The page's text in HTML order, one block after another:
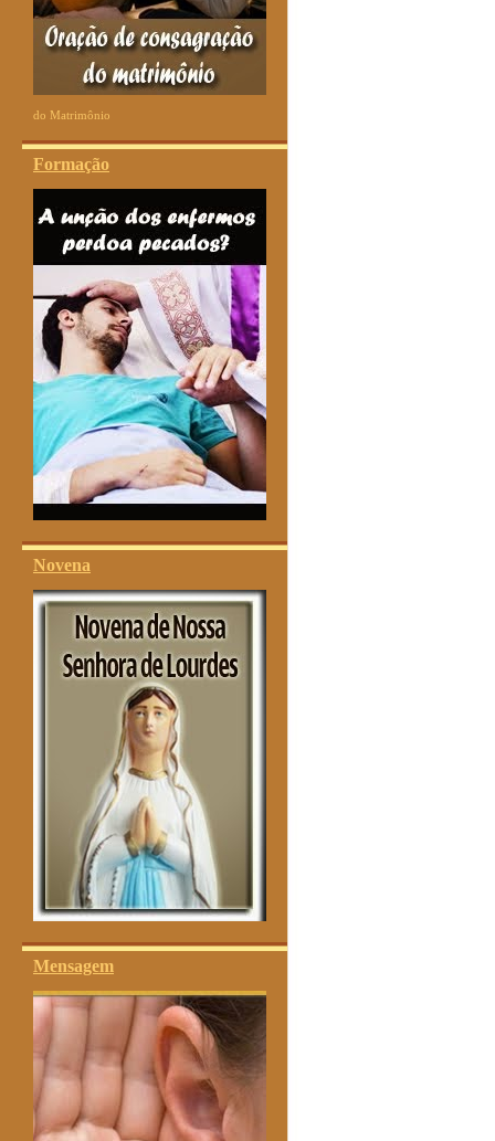
do Matrimônio
Formação
Novena
Mensagem